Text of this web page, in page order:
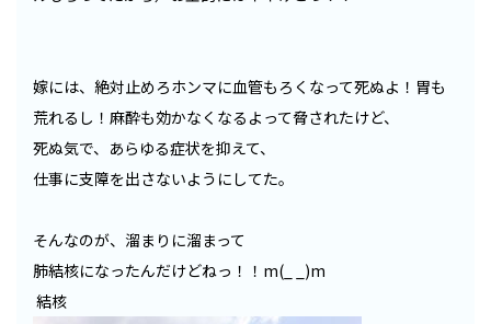
嫁には、絶対止めろホンマに血管もろくなって死ぬよ！胃も
荒れるし！麻酔も効かなくなるよって脅されたけど、
死ぬ気で、あらゆる症状を抑えて、
仕事に支障を出さないようにしてた。
そんなのが、溜まりに溜まって
肺結核になったんだけどねっ！！m(_ _)m
結核